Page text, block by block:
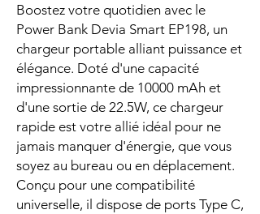
Boostez votre quotidien avec le
Power Bank Devia Smart EP198, un
chargeur portable alliant puissance et
élégance. Doté d'une capacité
impressionnante de 10000 mAh et
d'une sortie de 22.5W, ce chargeur
rapide est votre allié idéal pour ne
jamais manquer d'énergie, que vous
soyez au bureau ou en déplacement.
Conçu pour une compatibilité
universelle, il dispose de ports Type C,